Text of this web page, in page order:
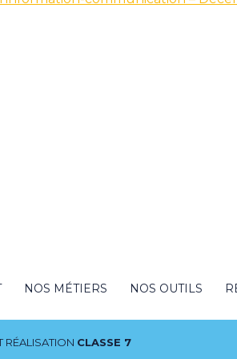
NOS MÉTIERS NOS OUTILS
RÉALISATION CLASSE 7